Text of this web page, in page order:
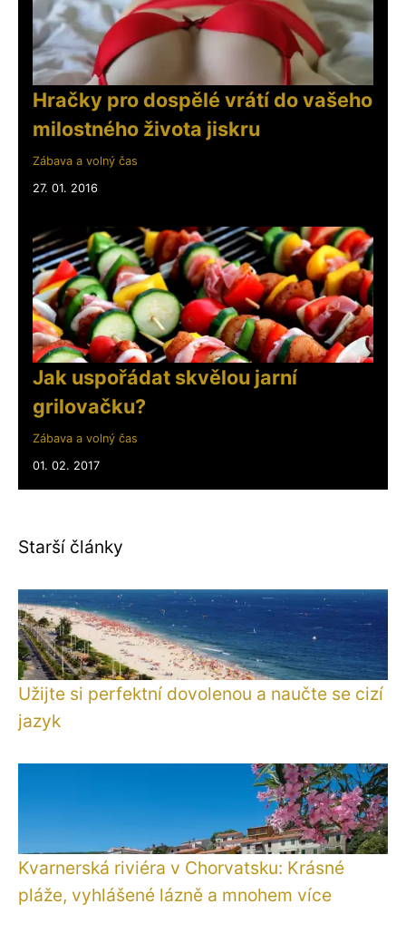
Hračky pro dospělé vrátí do vašeho
milostného života jiskru
Zábava a volný čas
27. 01. 2016
Jak uspořádat skvělou jarní
grilovačku?
Zábava a volný čas
01. 02. 2017
Starší články
Užijte si perfektní dovolenou a naučte se cizí
jazyk
Kvarnerská riviéra v Chorvatsku: Krásné
pláže, vyhlášené lázně a mnohem více